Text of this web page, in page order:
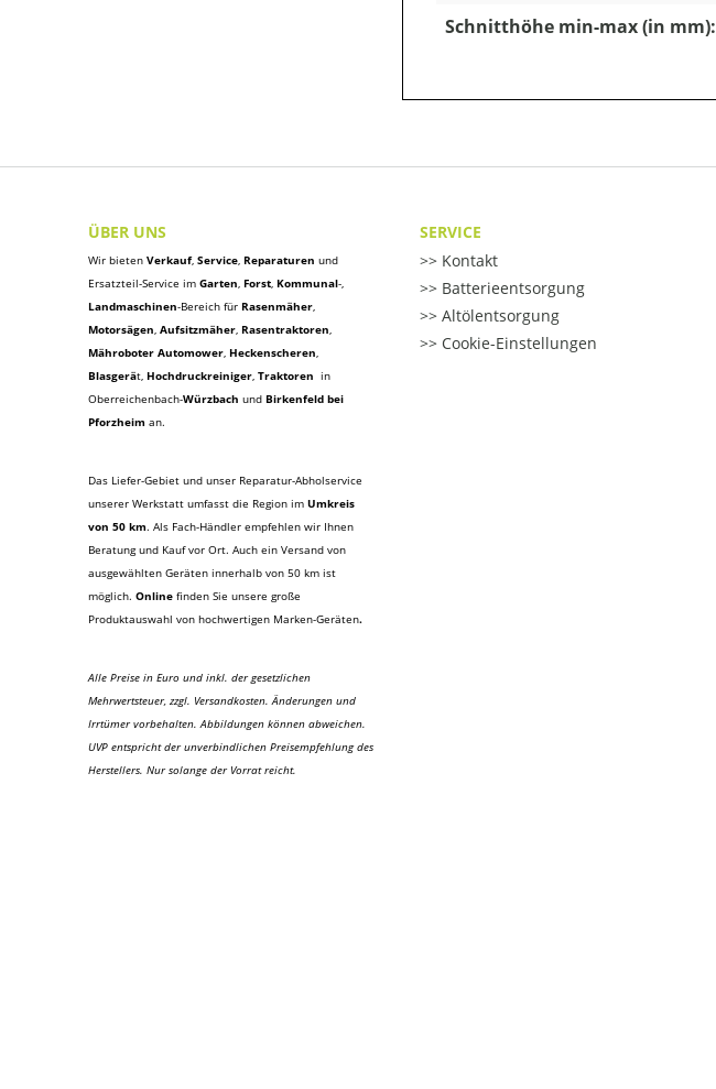
Schnitthöhe min-max (in mm):
ÜBER UNS
Wir bieten Verkauf, Service, Reparaturen und
Ersatzteil-Service im Garten, Forst, Kommunal-,
Landmaschinen-Bereich für Rasenmäher,
Motorsägen, Aufsitzmäher, Rasentraktoren,
Mähroboter Automower, Heckenscheren,
Blasgerät, Hochdruckreiniger, Traktoren in
Oberreichenbach-Würzbach und Birkenfeld bei
Pforzheim an.
Das Liefer-Gebiet und unser Reparatur-Abholservice
unserer Werkstatt umfasst die Region im Umkreis
von 50 km. Als Fach-Händler empfehlen wir Ihnen
Beratung und Kauf vor Ort. Auch ein Versand von
ausgewählten Geräten innerhalb von 50 km ist
möglich. Online finden Sie unsere große
Produktauswahl von hochwertigen Marken-Geräten.
Alle Preise in Euro und inkl. der gesetzlichen
Mehrwertsteuer, zzgl. Versandkosten. Änderungen und
Irrtümer vorbehalten. Abbildungen können abweichen.
UVP entspricht der unverbindlichen Preisempfehlung des
Herstellers. Nur solange der Vorrat reicht.
SERVICE
Kontakt
Batterieentsorgung
Altölentsorgung
Cookie-Einstellungen